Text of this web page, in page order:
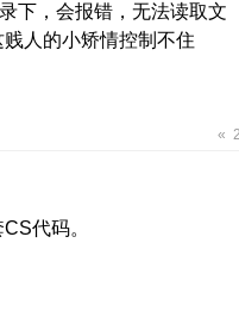
下，会报错，无法读取文
人的小矫情控制不住
«
代码。